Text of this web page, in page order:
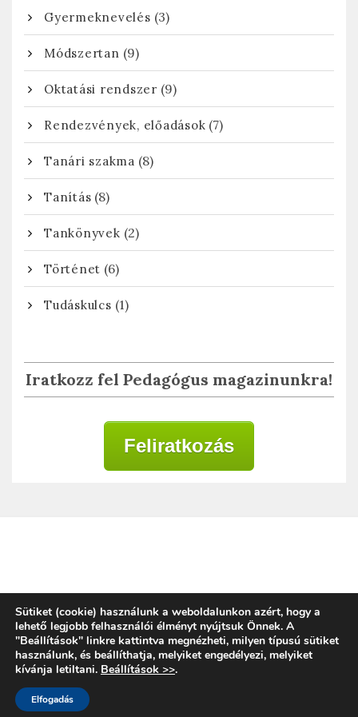
Gyermeknevelés (3)
Módszertan (9)
Oktatási rendszer (9)
Rendezvények, előadások (7)
Tanári szakma (8)
Tanítás (8)
Tankönyvek (2)
Történet (6)
Tudáskulcs (1)
Iratkozz fel Pedagógus magazinunkra!
Feliratkozás
Copyright © 2020 | Alkalmazott Oktatástan
Magyarország
Theme: Placid by
Sütiket (cookie) használunk a weboldalunkon azért, hogy a
lehető legjobb felhasználói élményt nyújtsuk Önnek. A
"Beállítások" linkre kattintva megnézheti, milyen típusú sütiket
használunk, és beállíthatja, melyiket engedélyezi, melyiket
kívánja letiltani. Beállítások >>.
Elfogadás